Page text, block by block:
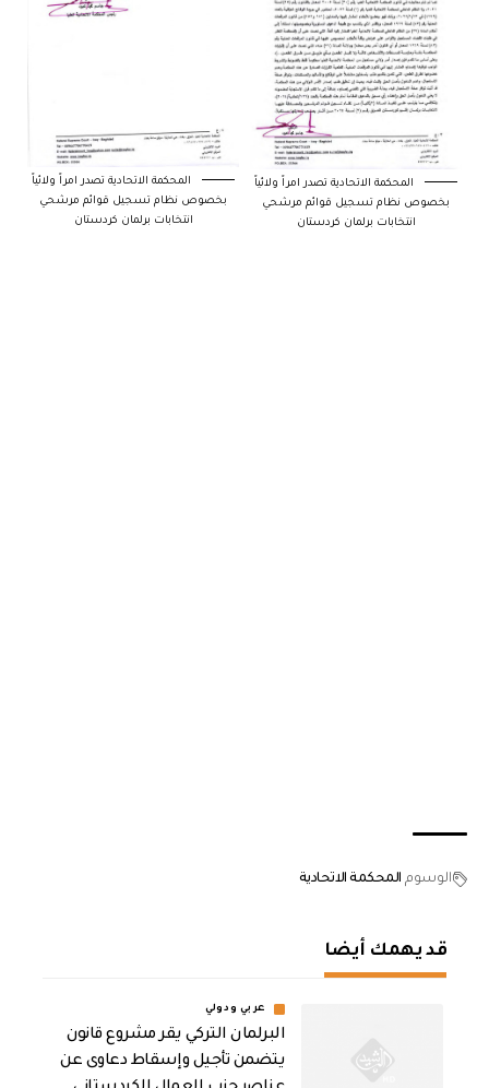
المحكمة الاتحادية تصدر امراً ولائياً
بخصوص نظام تسجيل قوائم مرشحي
انتخابات برلمان كردستان
المحكمة الاتحادية تصدر امراً ولائياً
بخصوص نظام تسجيل قوائم مرشحي
انتخابات برلمان كردستان
الوسوم المحكمة الاتحادية
قد يهمك أيضا
عربي ودولي
البرلمان التركي يقر مشروع قانون
يتضمن تأجيل وإسقاط دعاوى عن